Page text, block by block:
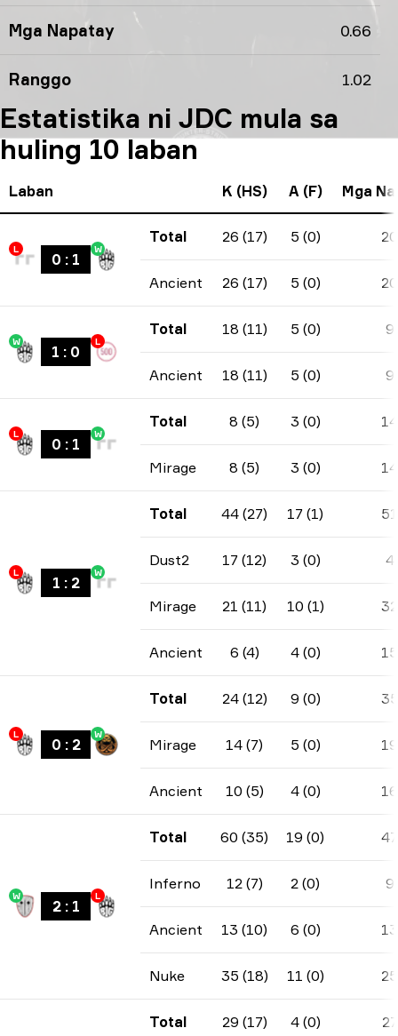
Mga Napatay 0.66
Ranggo 1.02
Estatistika ni JDC mula sa
huling 10 laban
Laban K (HS) A (F) Mga
L
0 : 1
W
Total 26 (17) 5 (0) 20
Ancient 26 (17) 5 (0) 20
W
1 : 0
L
Total 18 (11) 5 (0) 9
Ancient 18 (11) 5 (0) 9
L
0 : 1
W
Total 8 (5) 3 (0) 14
Mirage 8 (5) 3 (0) 14
L
1 : 2
W
Total 44 (27) 17 (1) 51
Dust2 17 (12) 3 (0) 4
Mirage 21 (11) 10 (1) 32
Ancient 6 (4) 4 (0) 15
L
0 : 2
W
Total 24 (12) 9 (0) 35
Mirage 14 (7) 5 (0) 19
Ancient 10 (5) 4 (0) 16
W
2: 1
L
Total 60 (35) 19 (0) 47
Inferno 12 (7) 2 (0) 9
Ancient 13 (10) 6 (0) 13
Nuke 35 (18) 11 (0) 25
Total 29 (17) 4 (0) 27